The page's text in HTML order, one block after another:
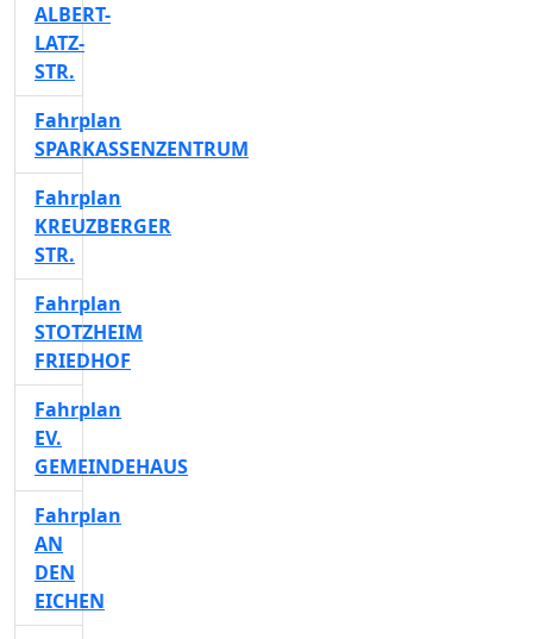
ALBERT-
LATZ-
STR.
Fahrplan
SPARKASSENZENTRUM
Fahrplan
KREUZBERGER
STR.
Fahrplan
STOTZHEIM
FRIEDHOF
Fahrplan
EV.
GEMEINDEHAUS
Fahrplan
AN
DEN
EICHEN